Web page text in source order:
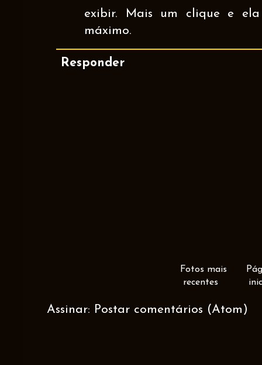
exibir. Mais um clique e
máximo.
Responder
Fotos mais
recentes
Assinar: Postar comentários (Atom)